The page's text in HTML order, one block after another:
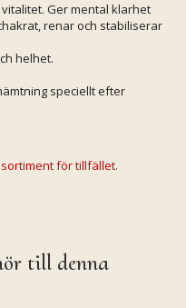
Ger mental klarhet
renar och stabiliserar
helhet.
speciellt efter
för tillfället.
till denna